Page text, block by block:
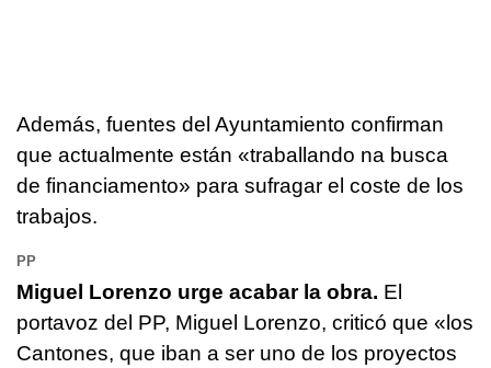
Además, fuentes del Ayuntamiento confirman
que actualmente están «traballando na busca
de financiamento» para sufragar el coste de los
trabajos.
PP
Miguel Lorenzo urge acabar la obra. El
portavoz del PP, Miguel Lorenzo, criticó que «los
Cantones, que iban a ser uno de los proyectos